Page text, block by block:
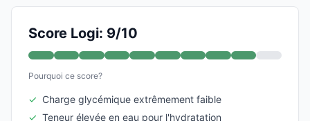
Score Logi: 9/10
Pourquoi ce score?
✓ Charge glycémique extrêmement faible
✓ Teneur élevée en eau pour l'hydratation